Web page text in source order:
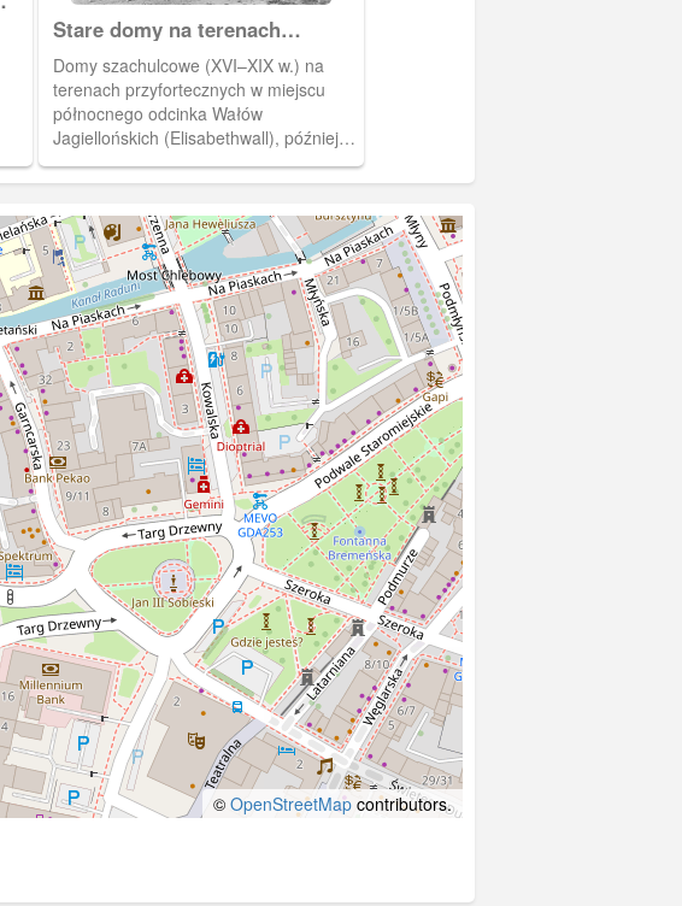
Stare domy na terenach
przyfortecznych
Domy szachulcowe (XVI–XIX w.) na
terenach przyfortecznych w miejscu
północnego odcinka Wałów
Jagiellońskich (Elisabethwall), później
wyburzone. Na pierwszym planie
właśnie wytyczona ulica Hucisko
Elżbiety.(Fot. R. T. Kuhn, ok. 1896)
[IDX:1777,673]
© OpenStreetMap contributors.